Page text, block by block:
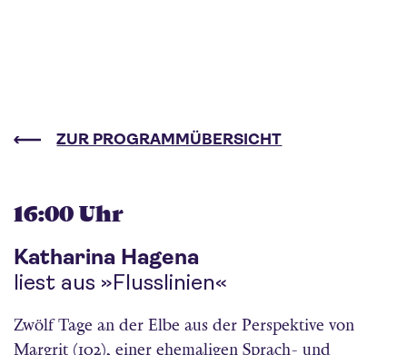
ZUR PROGRAMMÜBERSICHT
16:00 Uhr
Katharina Hagena
liest aus »Flusslinien«
Zwölf Tage an der Elbe aus der Perspektive von
Margrit (102), einer ehemaligen Sprach- und